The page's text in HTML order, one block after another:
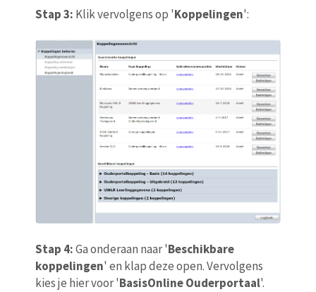
Stap 3: Klik vervolgens op 'Koppelingen':
Stap 4:Ga onderaan naar 'Beschikbare
koppelingen' en klap deze open. Vervolgens
kies je hier voor 'BasisOnline Ouderportaal'.